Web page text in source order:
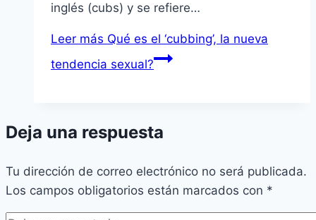
inglés (cubs) y se refiere…
Leer más Qué es el ‘cubbing’, la nueva
tendencia sexual?
Deja una respuesta
Tu dirección de correo electrónico no será publicada.
Los campos obligatorios están marcados con *